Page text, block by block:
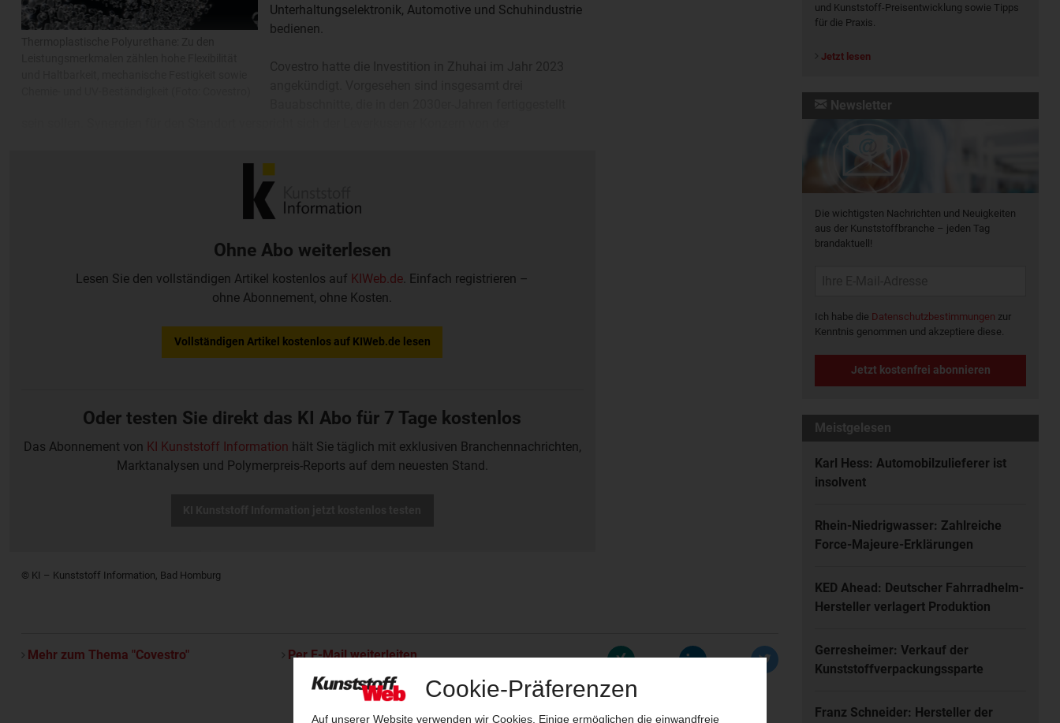
Unterhaltungselektronik, Automotive und Schuhindustrie
bedienen.
Covestro hatte die Investition in Zhuhai im Jahr 2023
Ohne Abo weiterlesen
Lesen Sie den vollständigen Artikel kostenlos auf KIWeb.de. Einfach registrieren –
ohne Abonnement, ohne Kosten.
Vollständigen Artikel kostenlos auf KIWeb.de lesen
Oder testen Sie direkt das KI Abo für 7 Tage kostenlos
Das Abonnement von KI Kunststoff Information hält Sie täglich mit exklusiven Branchennachrichten,
Marktanalysen und Polymerpreis-Reports auf dem neuesten Stand.
© KI – Kunststoff Information, Bad Homburg
Mehr zum Thema "Covestro" Per E-Mail weiterleiten
und Kunststoff-Preisentwicklung sowie Tipps
für die Praxis.
Jetzt lesen
Newsletter
Die wichtigsten Nachrichten und Neuigkeiten
aus der Kunststoffbranche – jeden Tag
brandaktuell!
Ich habe die Datenschutzbestimmungen zur
Kenntnis genommen und akzeptiere diese.
Jetzt kostenfrei abonnieren
Meistgelesen
Karl Hess: Automobilzulieferer ist
insolvent
Rhein-Niedrigwasser: Zahlreiche
Force-Majeure-Erklärungen
KED Ahead: Deutscher Fahrradhelm-
Hersteller verlagert Produktion
Gerresheimer: Verkauf der
Kunststoffverpackungssparte
Franz Schneider: Hersteller der